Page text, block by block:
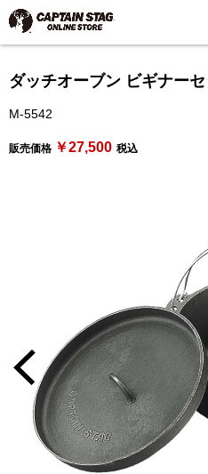
ダッチオーブン ビギナーセ
M-5542
販売価格 ￥27,500 税込